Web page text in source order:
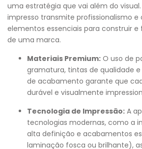
uma estratégia que vai além do
impresso transmite profissionalismo e
elementos essenciais para construir
de uma marca.
Materiais Premium: O uso de
gramatura, tintas de qualidade
de acabamento garante que
durável e visualmente
Tecnologia de Impressão: A
tecnologias modernas, como a
alta definição e acabamentos
laminação fosca ou brilhante),